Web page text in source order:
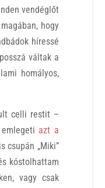
vendéglőt
hogy
híressé
váltak a
homályos,
celli restit –
azt a
csupán „Miki”
kóstolhattam
vagy csak